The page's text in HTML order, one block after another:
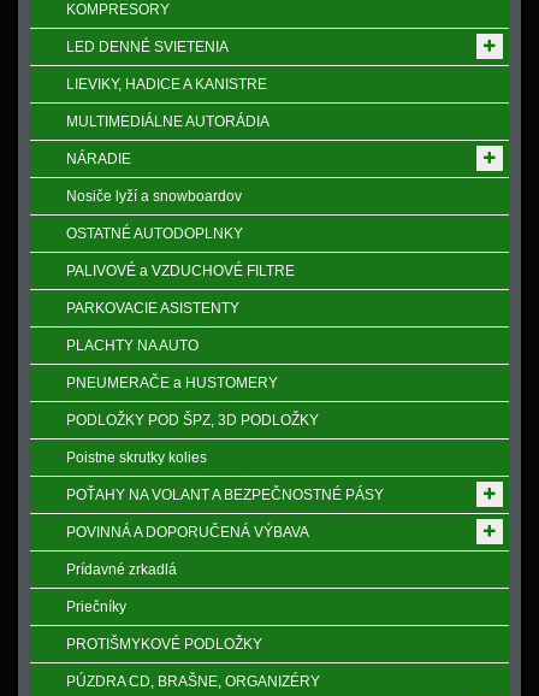
KOMPRESORY
LED DENNÉ SVIETENIA
LIEVIKY, HADICE A KANISTRE
MULTIMEDIÁLNE AUTORÁDIA
NÁRADIE
Nosiče lyží a snowboardov
OSTATNÉ AUTODOPLNKY
PALIVOVÉ a VZDUCHOVÉ FILTRE
PARKOVACIE ASISTENTY
PLACHTY NA AUTO
PNEUMERAČE a HUSTOMERY
PODLOŽKY POD ŠPZ, 3D PODLOŽKY
Poistne skrutky kolies
POŤAHY NA VOLANT A BEZPEČNOSTNÉ PÁSY
POVINNÁ A DOPORUČENÁ VÝBAVA
Prídavné zrkadlá
Priečníky
PROTIŠMYKOVÉ PODLOŽKY
PÚZDRA CD, BRAŠNE, ORGANIZÉRY